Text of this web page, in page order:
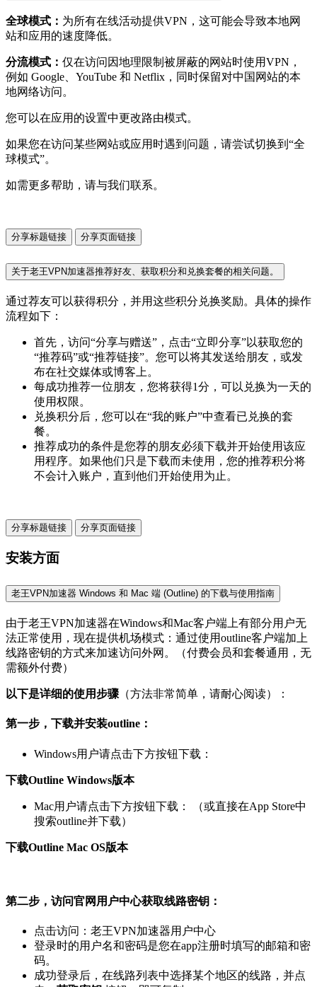
全球模式： 为所有在线活动提供VPN，这可能会导致本地网
站和应用的速度降低。
分流模式： 仅在访问因地理限制被屏蔽的网站时使用VPN，
例如 Google、YouTube 和 Netflix，同时保留对中国网站的本
地网络访问。
您可以在应用的设置中更改路由模式。
如果您在访问某些网站或应用时遇到问题，请尝试切换到“全
球模式”。
如需更多帮助，请与我们联系。
分享标题链接 分享页面链接
关于老王VPN加速器推荐好友、获取积分和兑换套餐的相关问题。
通过荐友可以获得积分，并用这些积分兑换奖励。具体的操作
流程如下：
首先，访问“分享与赠送”，点击“立即分享”以获取您的
“推荐码”或“推荐链接”。您可以将其发送给朋友，或发
布在社交媒体或博客上。
每成功推荐一位朋友，您将获得1分，可以兑换为一天的
使用权限。
兑换积分后，您可以在“我的账户”中查看已兑换的套
餐。
推荐成功的条件是您荐的朋友必须下载并开始使用该应
用程序。如果他们只是下载而未使用，您的推荐积分将
不会计入账户，直到他们开始使用为止。
分享标题链接 分享页面链接
安装方面
老王VPN加速器 Windows 和 Mac 端 (Outline) 的下载与使用指南
由于老王VPN加速器在Windows和Mac客户端上有部分用户无
法正常使用，现在提供机场模式：通过使用outline客户端加上
线路密钥的方式来加速访问外网。（付费会员和套餐通用，无
需额外付费）
以下是详细的使用步骤 （方法非常简单，请耐心阅读）：
第一步，下载并安装outline：
Windows用户请点击下方按钮下载：
下载Outline Windows版本
Mac用户请点击下方按钮下载： （或直接在App Store中
搜索outline并下载）
下载Outline Mac OS版本
第二步，访问官网用户中心获取线路密钥：
点击访问：老王VPN加速器用户中心
登录时的用户名和密码是您在app注册时填写的邮箱和密
码。
成功登录后，在线路列表中选择某个地区的线路，并点